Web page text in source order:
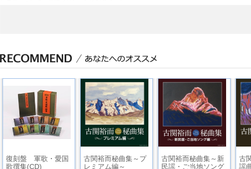
復刻盤 軍歌・愛国
歌撰集(CD)
古関裕而秘曲集～プ
レミアム編～
古関裕而秘曲集～新
民謡・ご当地ソング
古
謡